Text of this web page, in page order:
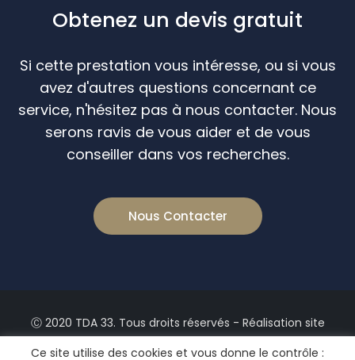
Obtenez un devis gratuit
Si cette prestation vous intéresse, ou si vous
avez d'autres questions concernant ce
service, n'hésitez pas à nous contacter. Nous
serons ravis de vous aider et de vous
conseiller dans vos recherches.
Nous Contacter
Ⓒ 2020 TDA 33. Tous droits réservés - Réalisation site
web byCalyweb
Ce site utilise des cookies et vous donne le contrôle :